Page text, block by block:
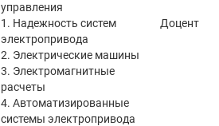
управления
1. Надежность систем
электропривода
2. Электрические машины
3. Электромагнитные
расчеты
4. Автоматизированные
системы электропривода
Доцент